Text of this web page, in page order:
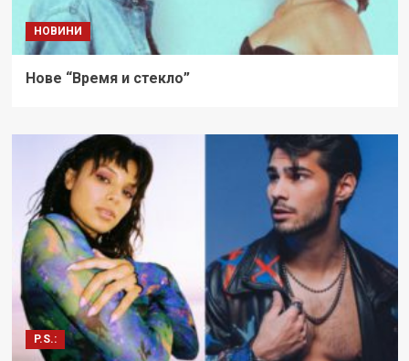
НОВИНИ
Нове “Время и стекло”
P.S.: